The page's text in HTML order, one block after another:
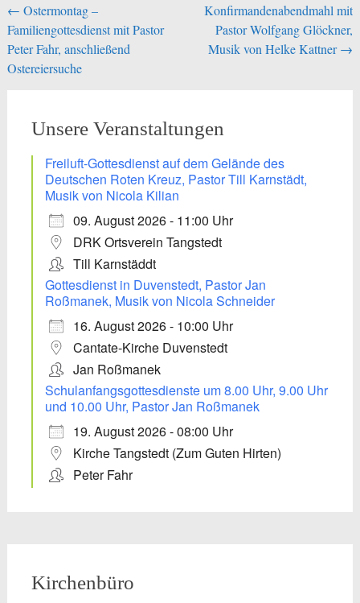
Beitragsnavigation
← Ostermontag –
Familiengottesdienst mit Pastor
Peter Fahr, anschließend
Ostereiersuche
Konfirmandenabendmahl mit
Pastor Wolfgang Glöckner,
Musik von Helke Kattner→
Unsere Veranstaltungen
Freiluft-Gottesdienst auf dem Gelände des
Deutschen Roten Kreuz, Pastor Till Karnstädt,
Musik von Nicola Kilian
09. August 2026 - 11:00 Uhr
DRK Ortsverein Tangstedt
Till Karnstäddt
Gottesdienst in Duvenstedt, Pastor Jan
Roßmanek, Musik von Nicola Schneider
16. August 2026 - 10:00 Uhr
Cantate-Kirche Duvenstedt
Jan Roßmanek
Schulanfangsgottesdienste um 8.00 Uhr, 9.00 Uhr
und 10.00 Uhr, Pastor Jan Roßmanek
19. August 2026 - 08:00 Uhr
Kirche Tangstedt (Zum Guten Hirten)
Peter Fahr
Kirchenbüro